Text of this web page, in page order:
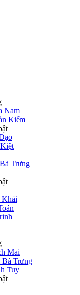
Nam
Kiếm
Trưng
Khải
Mai
Bà Trưng
Tuy